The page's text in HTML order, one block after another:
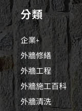
分類
企業+
外牆修繕
外牆工程
外牆施工百科
外牆清洗